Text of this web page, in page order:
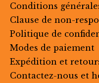
Conditions
Clause de non-
Politique de
Modes de paiement
Expédition et
Contactez-nous et